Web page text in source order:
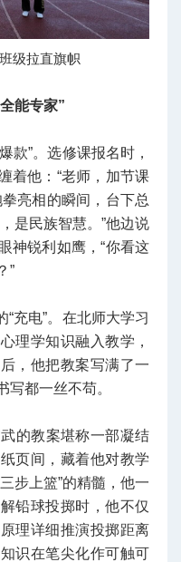
级拉直旗帜
能专家”
款”。选修课报名时，
着他：“老师，加节课
亮相的瞬间，台下总
是民族智慧。”他边说
神锐利如鹰，“你看这
”
充电”。在北师大学习
理学知识融入教学，
，他把教案写满了一
写都一丝不苟。
的教案堪称一部凝结
页间，藏着他对教学
步上篮”的精髓，他一
铅球投掷时，他不仅
理详细推演投掷距离
识在笔尖化作可触可